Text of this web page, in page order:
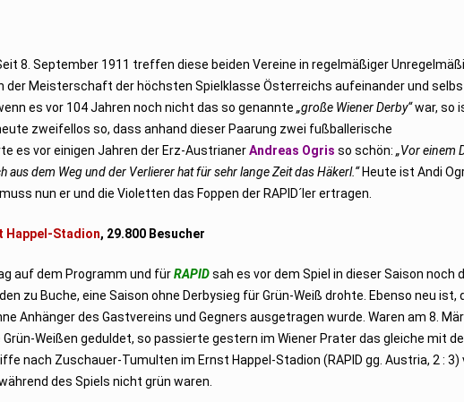
8. September 1911 treffen diese beiden Vereine in regelmäßiger
der Meisterschaft der höchsten Spielklasse Österreichs aufeinander und
es vor 104 Jahren noch nicht das so genannte„große Wiener Derby“war, so
zweifellos so, dass anhand dieser Paarung zwei fußballerische
es vor einigen Jahren der Erz-AustrianerAndreas Ogris so schön:„Vor einem
dem Weg und der Verlierer hat für sehr lange Zeit das Häkerl.“Heute ist Andi
nun er und die Violetten das Foppen der RAPID´ler ertragen.
Happel-Stadion, 29.800 Besucher
auf dem Programm und fürRAPIDsah es vor dem Spiel in dieser Saison noch
zu Buche, eine Saison ohne Derbysieg für Grün-Weiß drohte. Ebenso neu ist,
Anhänger des Gastvereins und Gegners ausgetragen wurde. Waren am 8.
Weißen geduldet, so passierte gestern im Wiener Prater das gleiche mit
nach Zuschauer-Tumulten im Ernst Happel-Stadion (RAPID gg. Austria, 2 : 3)
des Spiels nicht grün waren.